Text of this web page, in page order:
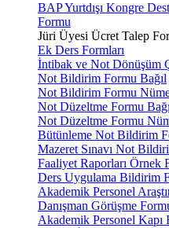
BAP Yurtdışı Kongre
Formu
Jüri Üyesi Ücret Talep
Ek Ders Formları
İntibak ve Not Dönüşüm
Not Bildirim Formu Bağıl
Not Bildirim Formu
Not Düzeltme Formu
Not Düzeltme Formu
Bütünleme Not Bildirim
Mazeret Sınavı Not
Faaliyet Raporları Örnek
Ders Uygulama Bildirim
Akademik Personel
Danışman Görüşme
Akademik Personel Kapı